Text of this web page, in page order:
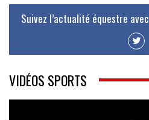
Suivez l’actualité équestre avec
VIDÉOS SPORTS